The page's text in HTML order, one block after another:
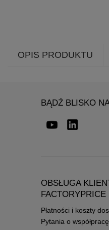
OPIS PRODUKTU
BĄDŹ BLISKO
OBSŁUGA
FACTORYPRICE
Płatności i koszty
Pytania o